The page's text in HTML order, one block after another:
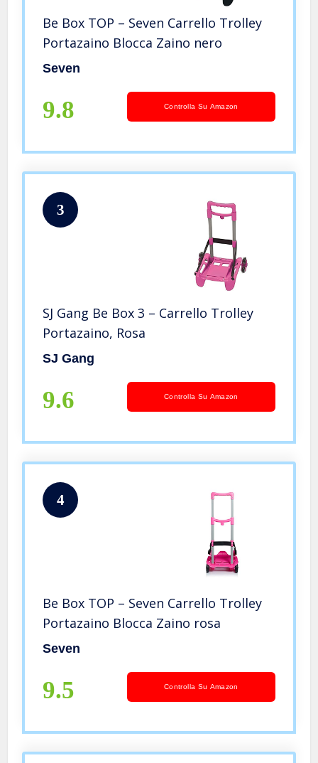
Be Box TOP – Seven Carrello Trolley
Portazaino Blocca Zaino nero
Seven
9.8 Controlla Su Amazon
3
SJ Gang Be Box 3 – Carrello Trolley
Portazaino, Rosa
SJ Gang
9.6 Controlla Su Amazon
4
Be Box TOP – Seven Carrello Trolley
Portazaino Blocca Zaino rosa
Seven
9.5 Controlla Su Amazon